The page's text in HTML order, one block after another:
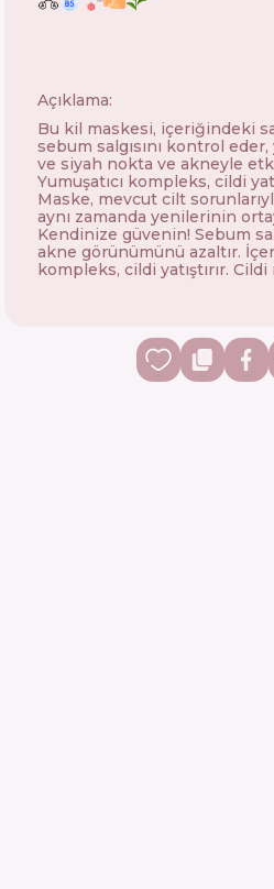
Açıklama:
Bu kil maskesi, içeriğindeki
sebum salgısını kontrol eder,
ve siyah nokta ve akneyle
Yumuşatıcı kompleks, cildi
Maske, mevcut cilt
aynı zamanda yenilerinin
Kendinize güvenin! Sebum
akne görünümünü azaltır.
kompleks, cildi yatıştırır. Cildi